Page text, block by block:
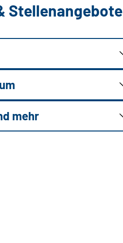
Stellenangebote
mehr